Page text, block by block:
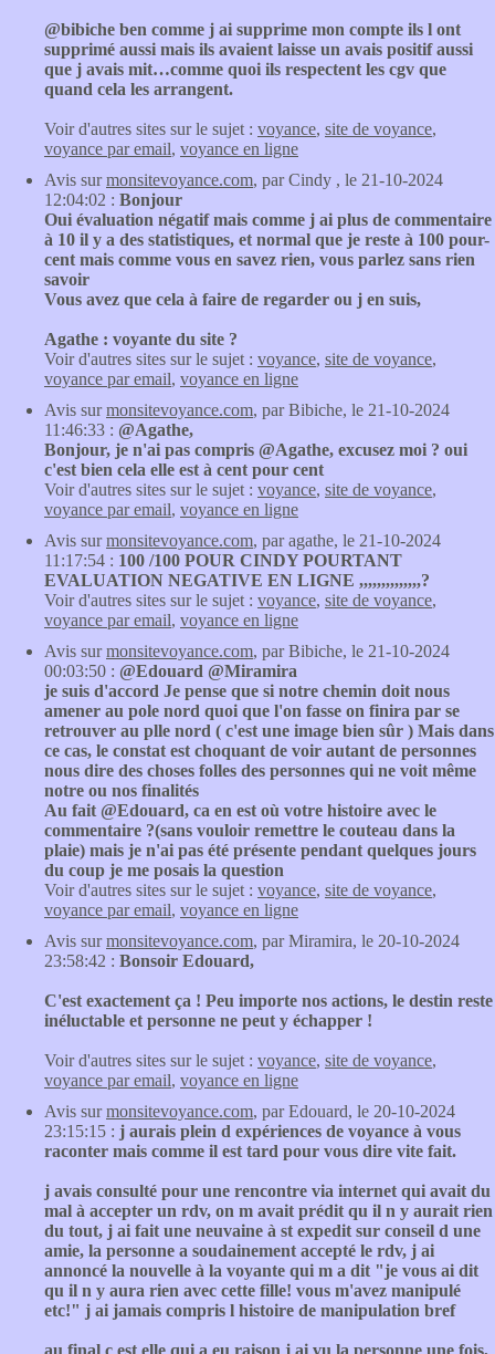
@bibiche ben comme j ai supprime mon compte ils l ont
supprimé aussi mais ils avaient laisse un avais positif aussi
que j avais mit…comme quoi ils respectent les cgv que
quand cela les arrangent.
Voir d'autres sites sur le sujet : voyance, site de voyance,
voyance par email, voyance en ligne
Avis surmonsitevoyance.com, par Cindy , le 21-10-2024
12:04:02 : Bonjour
Oui évaluation négatif mais comme j ai plus de commentaire
à 10 il y a des statistiques, et normal que je reste à 100 pour-
cent mais comme vous en savez rien, vous parlez sans rien
savoir
Vous avez que cela à faire de regarder ou j en suis,
Agathe : voyante du site ?
Voir d'autres sites sur le sujet : voyance, site de voyance,
voyance par email, voyance en ligne
Avis surmonsitevoyance.com, par Bibiche, le 21-10-2024
11:46:33 : @Agathe,
Bonjour, je n'ai pas compris @Agathe, excusez moi ? oui
c'est bien cela elle est à cent pour cent
Voir d'autres sites sur le sujet : voyance, site de voyance,
voyance par email, voyance en ligne
Avis surmonsitevoyance.com, par agathe, le 21-10-2024
11:17:54 : 100 /100 POUR CINDY POURTANT
EVALUATION NEGATIVE EN LIGNE ,,,,,,,,,,,,,,?
Voir d'autres sites sur le sujet : voyance, site de voyance,
voyance par email, voyance en ligne
Avis surmonsitevoyance.com, par Bibiche, le 21-10-2024
00:03:50 : @Edouard @Miramira
je suis d'accord Je pense que si notre chemin doit nous
amener au pole nord quoi que l'on fasse on finira par se
retrouver au plle nord ( c'est une image bien sûr ) Mais dans
ce cas, le constat est choquant de voir autant de personnes
nous dire des choses folles des personnes qui ne voit même
notre ou nos finalités
Au fait @Edouard, ca en est où votre histoire avec le
commentaire ?(sans vouloir remettre le couteau dans la
plaie) mais je n'ai pas été présente pendant quelques jours
du coup je me posais la question
Voir d'autres sites sur le sujet : voyance, site de voyance,
voyance par email, voyance en ligne
Avis surmonsitevoyance.com, par Miramira, le 20-10-2024
23:58:42 : Bonsoir Edouard,
C'est exactement ça ! Peu importe nos actions, le destin reste
inéluctable et personne ne peut y échapper !
Voir d'autres sites sur le sujet : voyance, site de voyance,
voyance par email, voyance en ligne
Avis surmonsitevoyance.com, par Edouard, le 20-10-2024
23:15:15 : j aurais plein d expériences de voyance à vous
raconter mais comme il est tard pour vous dire vite fait.
j avais consulté pour une rencontre via internet qui avait du
mal à accepter un rdv, on m avait prédit qu il n y aurait rien
du tout, j ai fait une neuvaine à st expedit sur conseil d une
amie, la personne a soudainement accepté le rdv, j ai
annoncé la nouvelle à la voyante qui m a dit "je vous ai dit
qu il n y aura rien avec cette fille! vous m'avez manipulé
etc!" j ai jamais compris l histoire de manipulation bref
au final c est elle qui a eu raison j ai vu la personne une fois,